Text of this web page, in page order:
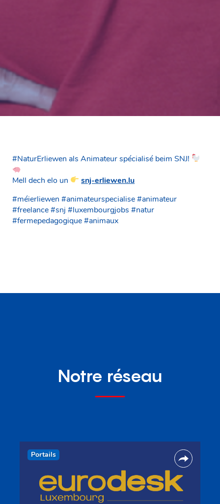
#NaturErliewen als Animateur spécialisé beim SNJ!
Mell dech elo un
snj-erliewen.lu
#méierliewen #animateurspecialise #animateur
#freelance #snj #luxembourgjobs #natur
#fermepedagogique #animaux
Notre réseau
Portails